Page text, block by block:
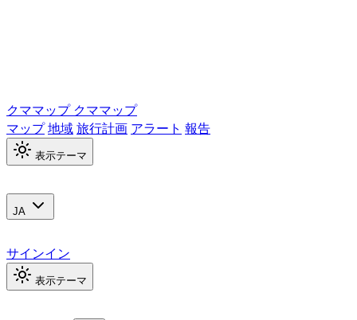
クママップ クママップ
マップ地域旅行計画 アラート 報告
表示テーマ
JA
サインイン
表示テーマ